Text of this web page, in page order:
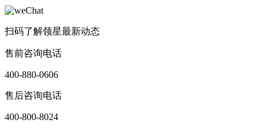
扫码了解领星最新动态
售前咨询电话
400-880-0606
售后咨询电话
400-800-8024